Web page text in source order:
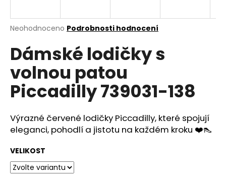
Průměrné
produktu
je
z
5
hvězdiček.
Neohodnoceno Podrobnosti hodnocení
Dámské lodičky s
volnou patou
Piccadilly 739031-138
Výrazné červené lodičky Piccadilly, které spojují
eleganci, pohodlí a jistotu na každém kroku ❤️👠
VELIKOST
j
t
?
HLEDAT
D
o